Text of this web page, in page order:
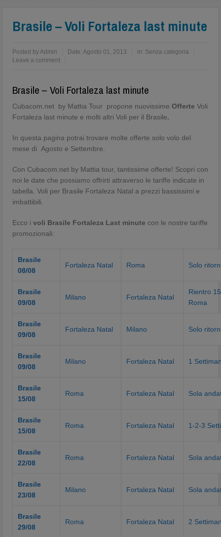
Brasile – Voli Fortaleza last minute
Posted byAdmin Date:Agosto 01, 2013 in: Senza categoria
Leave a comment
Brasile – Voli Fortaleza last minute
Cubacom.net by Mattia Tour propone nuovissimeOfferteVoli
Fortaleza last minute e molti altri Voli per il Brasile.
In questa pagina potrai trovare molte offerte solo volo del
mese di Agosto e Settembre.
Con Cubacom.net by Mattia tour, tantissime offerte! Scopri con
noi le date che possiamo offrirti attraverso le tariffe indicate in
tabella. Voli per Brasile Fortaleza Natal a prezzi bassissimi e
imbattibili.
Ecco ivoli Brasile Fortaleza Last minute con le nostre tariffe
promozionali:
Brasile
08/08
Fortaleza Natal Roma Solo
Brasile
09/08
Milano Fortaleza Natal
Rientro
Roma
Brasile
09/08
Fortaleza Natal Milano Solo
Brasile
09/08
Milano Fortaleza Natal 1
Brasile
15/08
Roma Fortaleza Natal Sola
Brasile
15/08
Roma Fortaleza Natal 1-2-3
Brasile
22/08
Roma Fortaleza Natal Sola
Brasile
23/08
Milano Fortaleza Natal Sola
Brasile
29/08
Roma Fortaleza Natal 2